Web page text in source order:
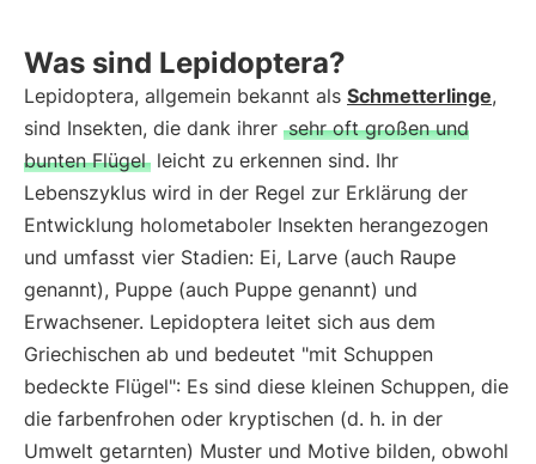
Was sind Lepidoptera?
Lepidoptera, allgemein bekannt als Schmetterlinge,
sind Insekten, die dank ihrer sehr oft großen und
bunten Flügel leicht zu erkennen sind. Ihr
Lebenszyklus wird in der Regel zur Erklärung der
Entwicklung holometaboler Insekten herangezogen
und umfasst vier Stadien: Ei, Larve (auch Raupe
genannt), Puppe (auch Puppe genannt) und
Erwachsener. Lepidoptera leitet sich aus dem
Griechischen ab und bedeutet "mit Schuppen
bedeckte Flügel": Es sind diese kleinen Schuppen, die
die farbenfrohen oder kryptischen (d. h. in der
Umwelt getarnten) Muster und Motive bilden, obwohl